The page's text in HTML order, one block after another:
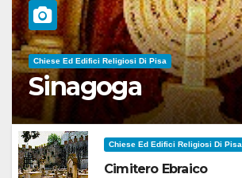
Chiese Ed Edifici Religiosi Di Pisa
Sinagoga
Chiese Ed Edifici Religiosi Di Pisa
Cimitero Ebraico